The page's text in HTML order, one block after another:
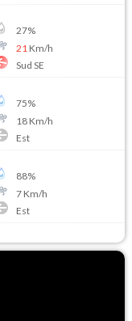
27%
21 Km/h
Sud SE
75%
18Km/h
Est
88%
7Km/h
Est